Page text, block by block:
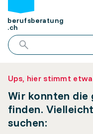
berufsberatung
.ch
Ups, hier stimmt
Wir konnten die
finden.
suchen: